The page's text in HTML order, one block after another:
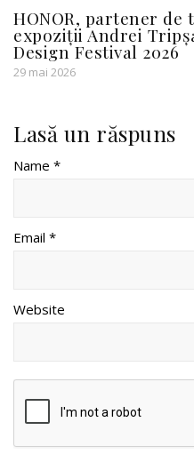
HONOR, partener
expoziții Andrei
Design Festival 2026
29 mai 2026
Lasă un răspuns
Name *
Email *
Website